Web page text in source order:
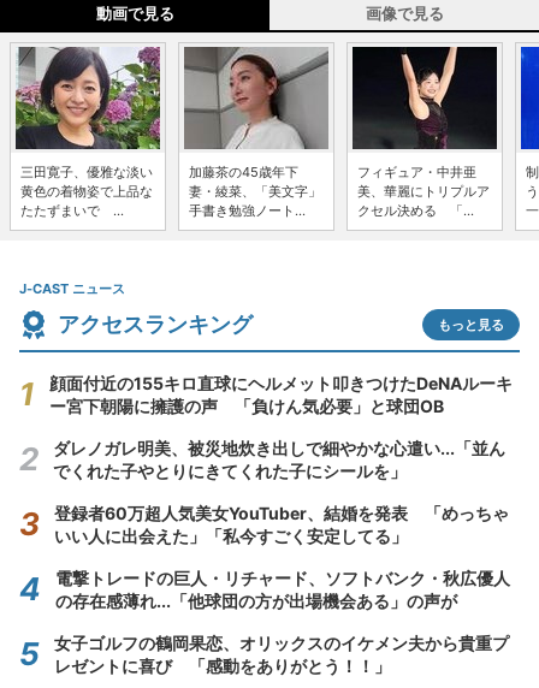
動画で見る 画像で見る
三田寛子、優雅な淡い
黄色の着物姿で上品な
たたずまいで ...
加藤茶の45歳年下
妻・綾菜、「美文字」
手書き勉強ノート...
フィギュア・中井亜
美、華麗にトリプルア
クセル決める 「...
J-CAST ニュース
アクセスランキング もっと見る
顔面付近の155キロ直球にヘルメット叩きつけたDeNAルーキ
ー宮下朝陽に擁護の声 「負けん気必要」と球団OB
ダレノガレ明美、被災地炊き出しで細やかな心遣い...「並ん
でくれた子やとりにきてくれた子にシールを」
登録者60万超人気美女YouTuber、結婚を発表 「めっちゃ
いい人に出会えた」「私今すごく安定してる」
電撃トレードの巨人・リチャード、ソフトバンク・秋広優人
の存在感薄れ...「他球団の方が出場機会ある」の声が
女子ゴルフの鶴岡果恋、オリックスのイケメン夫から貴重プ
レゼントに喜び 「感動をありがとう！！」